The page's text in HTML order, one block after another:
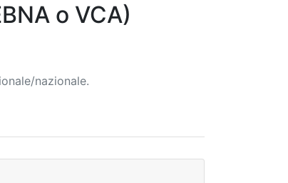
o VCA)
nazionale.